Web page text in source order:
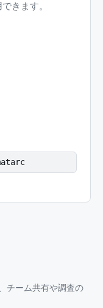
きます。
チーム共有や調査の